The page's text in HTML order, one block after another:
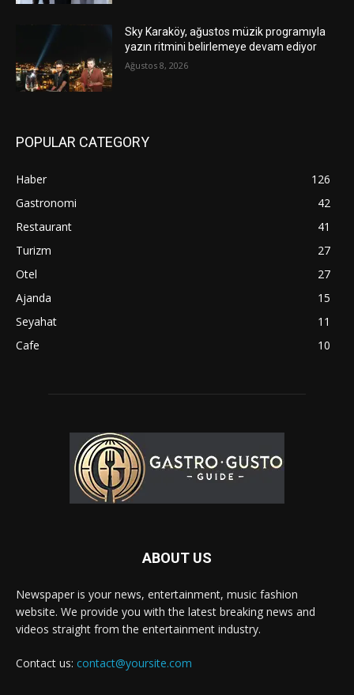
Sky Karaköy, ağustos müzik programıyla
yazın ritmini belirlemeye devam ediyor
Ağustos 8, 2026
POPULAR CATEGORY
Haber
126
Gastronomi
42
Restaurant
41
Turizm
27
Otel
27
Ajanda
15
Seyahat
11
Cafe
10
ABOUT US
Newspaper is your news, entertainment, music fashion
website. We provide you with the latest breaking news and
videos straight from the entertainment industry.
Contact us: contact@yoursite.com